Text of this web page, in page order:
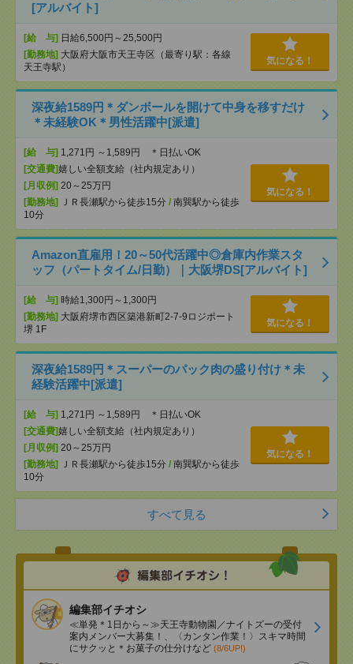
[アルバイト]
[給 与] 日給6,500円～25,500円
[勤務地] 大阪府大阪市天王寺区（最寄り駅：各線
天王寺駅）
気になる！
深夜給1589円＊ダンボールを開けて中身を移すだけ
＊未経験OK＊男性活躍中[派遣]
[給 与] 1,271円 ～1,589円 ＊日払いOK
[交通費]嬉しい全額支給（社内規定あり）
[月収例] 20～25万円
[勤務地]
ＪＲ長瀬駅から徒歩15分 / 南巽駅から徒歩
10分
気になる！
Amazon直雇用！20～50代活躍中◎倉庫内作業スタ
ッフ（パートタイム/日勤）｜大阪堺DS[アルバイト]
[給 与] 時給1,300円～1,300円
[勤務地] 大阪府堺市西区築港新町2-7-9ロジポート
堺 1F
気になる！
深夜給1589円＊スーパーのパック肉の盛り付け＊未
経験活躍中[派遣]
[給 与] 1,271円 ～1,589円 ＊日払いOK
[交通費]嬉しい全額支給（社内規定あり）
[月収例] 20～25万円
[勤務地]
ＪＲ長瀬駅から徒歩15分 / 南巽駅から徒歩
10分
気になる！
すべて見る
編集部イチオシ
≪単発＊1日から～≫天王寺動物園／ナイトズーの受付
案内メンバー大募集！、〈カンタン作業！〉スキマ時間
にサクッと＊お菓子の仕分けなど (8/6UP!)